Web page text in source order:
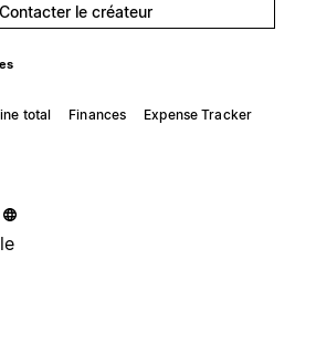
Contacter le créateur
total Finances Expense Tracker